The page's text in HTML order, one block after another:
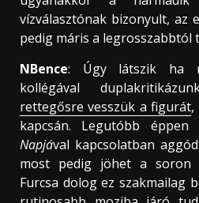
vízválasztónak bizonyult, az
pedig máris a legrosszabbtól
NBence: Úgy látszik ha
kollégával
rettegősre vesszük a figurát,
kapcsán. Legutóbb
Napjával kapcsolatban
most pedig jöhet a soron
Furcsa dolog ez szakmailag